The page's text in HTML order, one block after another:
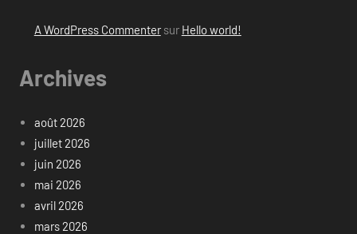
A WordPress Commentersur Hello world!
Archives
août 2026
juillet 2026
juin 2026
mai 2026
avril 2026
mars 2026